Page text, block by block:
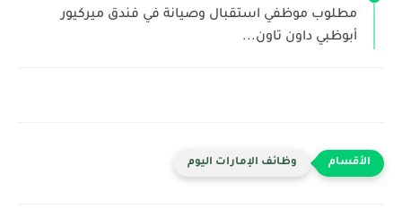
مطلوب موظفي استقبال وصيانة في فندق ميركيور
أبوظبي داون تاون...
وظائف الإمارات اليوم